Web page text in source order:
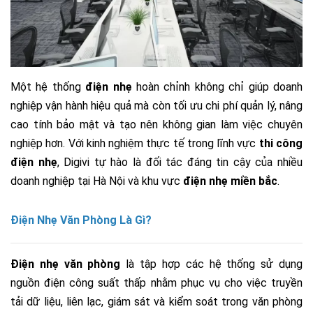
Một hệ thống điện nhẹ hoàn chỉnh không chỉ giúp doanh
nghiệp vận hành hiệu quả mà còn tối ưu chi phí quản lý, nâng
cao tính bảo mật và tạo nên không gian làm việc chuyên
nghiệp hơn. Với kinh nghiệm thực tế trong lĩnh vực thi công
điện nhẹ, Digivi tự hào là đối tác đáng tin cậy của nhiều
doanh nghiệp tại Hà Nội và khu vực điện nhẹ miền bắc.
Điện Nhẹ Văn Phòng Là Gì?
Điện nhẹ văn phòng là tập hợp các hệ thống sử dụng
nguồn điện công suất thấp nhằm phục vụ cho việc truyền
tải dữ liệu, liên lạc, giám sát và kiểm soát trong văn phòng